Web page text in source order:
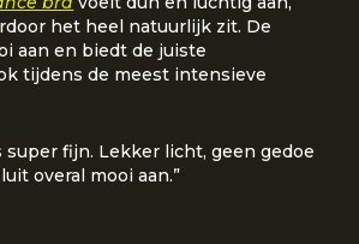
het heel natuurlijk zit. De
aan en biedt de juiste
tijdens de meest intensieve
super fijn. Lekker licht, geen gedoe
overal mooi aan.”